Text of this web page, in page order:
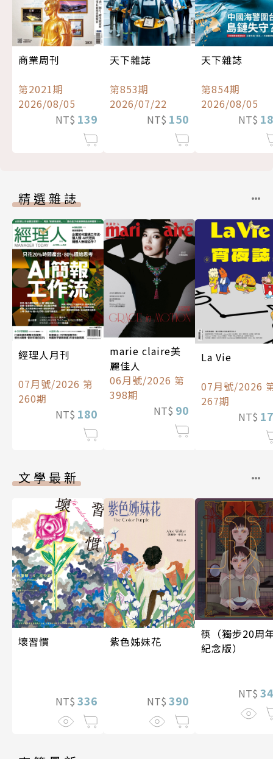
商業周刊
第2021期
2026/08/05
NT$ 139
天下雜誌
第853期
2026/07/22
NT$ 150
天下雜誌
第854期
2026/08/05
NT$
精選雜誌
經理人月刊
07月號/2026 第
260期
NT$ 180
marie claire美
麗佳人
06月號/2026 第
398期
NT$ 90
La Vie
07月號/2026
267期
NT$
文學最新
壞習慣
NT$ 336
紫色姊妹花
NT$ 390
筷（獨步20周
紀念版）
NT$